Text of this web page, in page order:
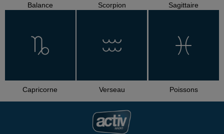
Balance Scorpion Sagittaire
Capricorne Verseau Poissons